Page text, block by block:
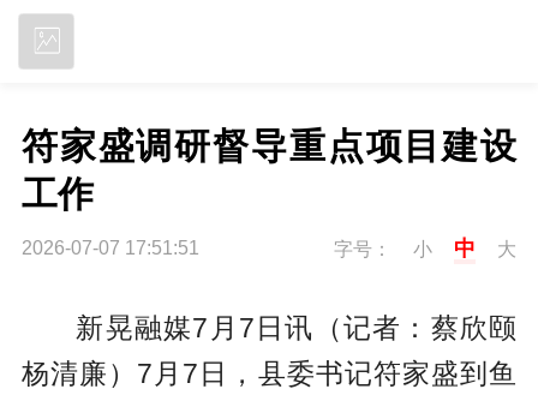
符家盛调研督导重点项目建设
工作
2026-07-07 17:51:51 字号： 小 中 大
新晃融媒7月7日讯（记者：蔡欣颐
杨清廉）7月7日，县委书记符家盛到鱼